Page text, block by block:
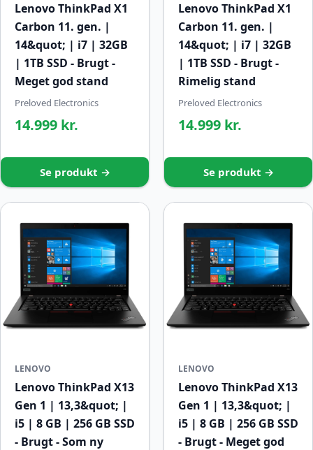
Lenovo ThinkPad X1
Carbon 11. gen. |
14&quot; | i7 | 32GB
| 1TB SSD - Brugt -
Meget god stand
Preloved Electronics
14.999 kr.
Se produkt →
Lenovo ThinkPad X1
Carbon 11. gen. |
14&quot; | i7 | 32GB
| 1TB SSD - Brugt -
Rimelig stand
Preloved Electronics
14.999 kr.
Se produkt →
LENOVO
Lenovo ThinkPad X13
Gen 1 | 13,3&quot; |
i5 | 8 GB | 256 GB SSD
- Brugt - Som ny
LENOVO
Lenovo ThinkPad X13
Gen 1 | 13,3&quot; |
i5 | 8 GB | 256 GB SSD
- Brugt - Meget god